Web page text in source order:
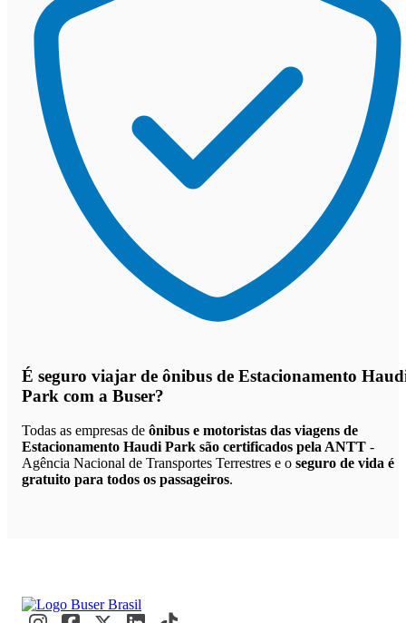
É seguro viajar de ônibus de Estacionamento
Park com a Buser?
Todas as empresas de ônibus e motoristas das viagens de
Estacionamento Haudi Park são certificados pela ANTT -
Agência Nacional de Transportes Terrestres e o seguro de vida é
gratuito para todos os passageiros.